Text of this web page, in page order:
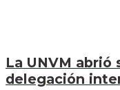
La UNVM abrió
delegación